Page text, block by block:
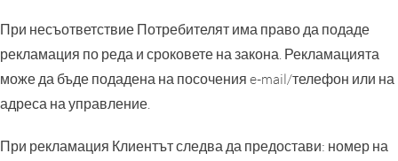
При несъответствие Потребителят има право да подаде
рекламация по реда и сроковете на закона. Рекламацията
може да бъде подадена на посочения e-mail/телефон или на
адреса на управление.
При рекламация Клиентът следва да предостави: номер на